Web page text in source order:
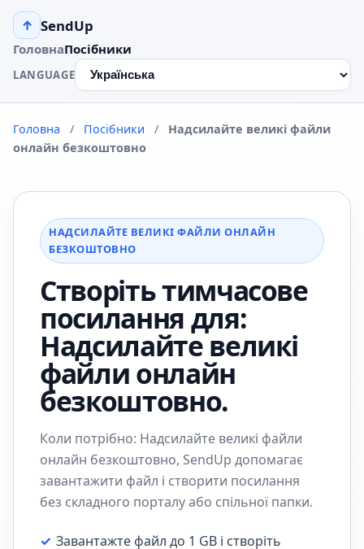
↑ SendUp
ГоловнаПосібники
LANGUAGE
Головна / Посібники /
Надсилайте великі файли
онлайн безкоштовно
НАДСИЛАЙТЕ ВЕЛИКІ ФАЙЛИ ОНЛАЙН
БЕЗКОШТОВНО
Створіть тимчасове
посилання для:
Надсилайте великі
файли онлайн
безкоштовно.
Коли потрібно: Надсилайте великі файли
онлайн безкоштовно, SendUp допомагає
завантажити файл і створити посилання
без складного порталу або спільної папки.
✓ Завантажте файл до 1 GB і створіть